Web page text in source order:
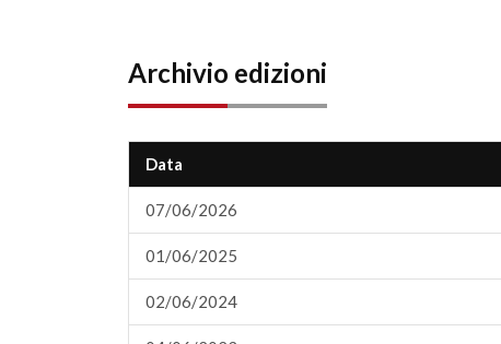
Archivio edizioni
Data
07/06/2026
01/06/2025
02/06/2024